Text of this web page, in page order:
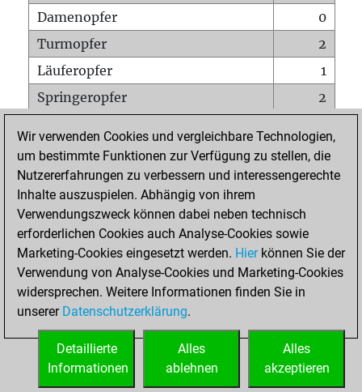
Damenopfer
0
Turmopfer
2
Läuferopfer
1
Springeropfer
2
Matt auf vollem Brett
0
Bauer setzt Matt
0
Erstickte Matts
Unterverwandlungen
Türme auf der siebten
2
STARTSEITE
Wir verwenden Cookies und vergleichbare Technologien,
um bestimmte Funktionen zur Verfügung zu stellen, die
Nutzererfahrungen zu verbessern und interessengerechte
Inhalte auszuspielen. Abhängig von ihrem
Verwendungszweck können dabei neben technisch
erforderlichen Cookies auch Analyse-Cookies sowie
Marketing-Cookies eingesetzt werden. Hierkönnen Sie der
Verwendung von Analyse-Cookies und Marketing-Cookies
widersprechen. Weitere Informationen finden Sie in
unserer Datenschutzerklärung.
Alles
akzeptieren
Alles
ablehnen
Detaillierte
Informationen